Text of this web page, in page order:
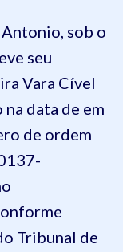
sob o
seu
Vara Cível
data de em
de ordem
Tribunal de